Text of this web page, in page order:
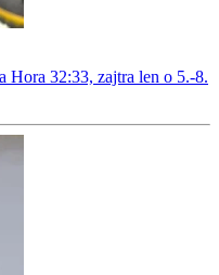
Hora 32:33, zajtra len o 5.-8.